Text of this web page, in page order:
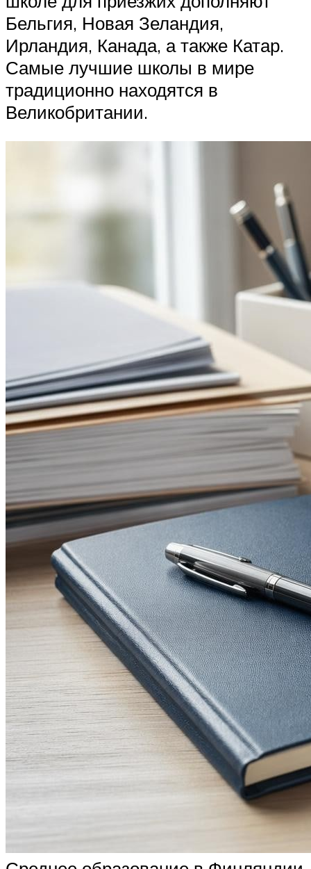
Бельгия, Новая Зеландия,
Ирландия, Канада, а также Катар.
Самые лучшие школы в мире
традиционно находятся в
Великобритании.